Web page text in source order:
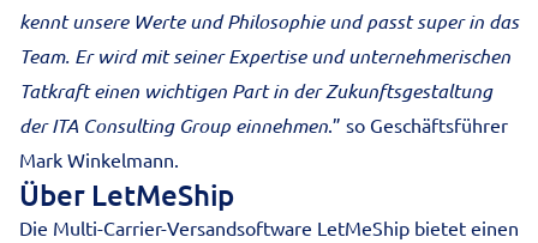
kennt unsere Werte und Philosophie und passt super in das
Team. Er wird mit seiner Expertise und unternehmerischen
Tatkraft einen wichtigen Part in der Zukunftsgestaltung
der ITA Consulting Group einnehmen .” so Geschäftsführer
Mark Winkelmann.
Über LetMeShip
Die Multi-Carrier-Versandsoftware LetMeShip bietet einen